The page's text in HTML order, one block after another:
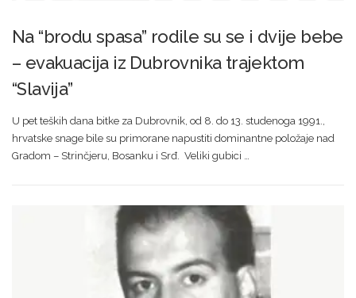
Na “brodu spasa” rodile su se i dvije bebe
– evakuacija iz Dubrovnika trajektom
“Slavija”
U pet teških dana bitke za Dubrovnik, od 8. do 13. studenoga 1991.,
hrvatske snage bile su primorane napustiti dominantne položaje nad
Gradom – Strinčjeru, Bosanku i Srđ. Veliki gubici …